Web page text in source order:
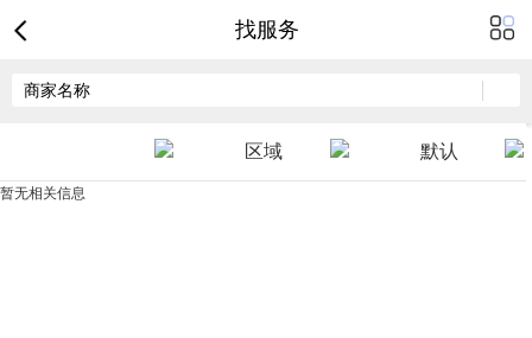
找服务
区域 默认
暂无相关信息